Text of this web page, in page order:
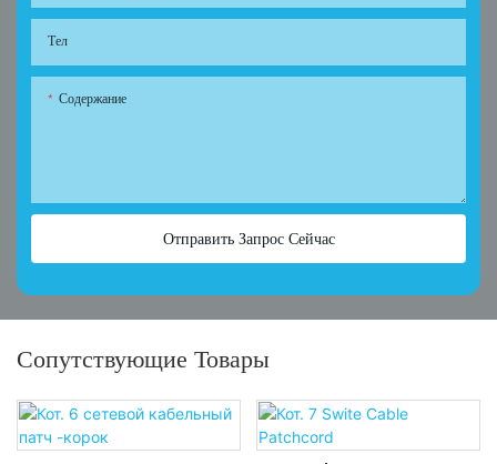
Тел
Содержание
Отправить Запрос Сейчас
Сопутствующие Товары